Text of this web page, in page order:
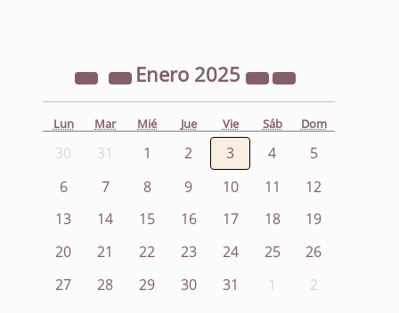
Enero 2025
Lun Mar Mié Jue Vie Sáb Dom
30 31 1 2 3 4
5
6
7 8 9 10 11
12
13
14 15 16 17 18
19
20
21 22 23 24 25
26
27
28 29 30 31 1 2